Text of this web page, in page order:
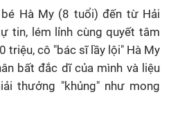
Hà My (8 tuổi) đến từ Hải
tin, lém lỉnh cùng quyết tâm
triệu, cô "bác sĩ lầy lội" Hà My
bất đắc dĩ của mình và liệu
thưởng "khủng" như mong